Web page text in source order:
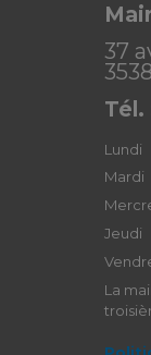
37
Tél.
Lundi
Mardi
Jeudi
La